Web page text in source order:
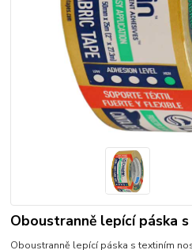
Oboustranně lepící páska
Oboustranně lepící páska s textiním